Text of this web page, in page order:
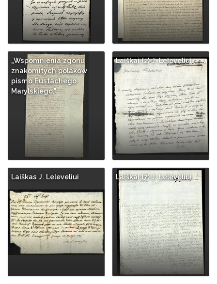
„Wspomnienia zgonu
znakomitych polakow
pismo Eustachego
Marylskiego."
Laiškai (2) J. Leleveliui
Laiškas J. Leleveliui Laiškai (7) J. Leleveliui